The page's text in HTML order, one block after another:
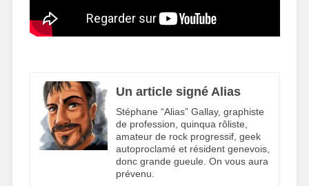
Un article signé Alias
Stéphane “Alias” Gallay, graphiste
de profession, quinqua rôliste,
amateur de rock progressif, geek
autoproclamé et résident genevois,
donc grande gueule. On vous aura
prévenu.